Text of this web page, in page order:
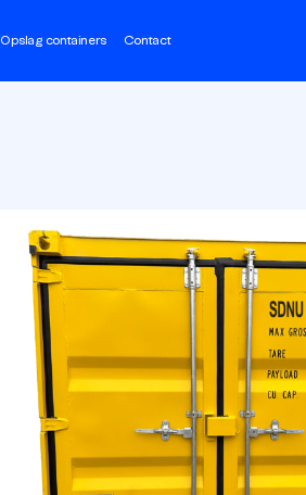
Opslag containers Contact